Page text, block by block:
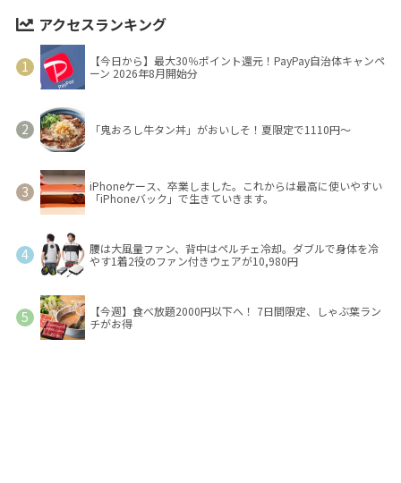
アクセスランキング
【今日から】最大30％ポイント還元！PayPay自治体キャンペ
ーン 2026年8月開始分
「鬼おろし牛タン丼」がおいしそ！夏限定で1110円～
iPhoneケース、卒業しました。これからは最高に使いやすい
「iPhoneバック」で生きていきます。
腰は大風量ファン、背中はペルチェ冷却。ダブルで身体を冷
やす1着2役のファン付きウェアが10,980円
【今週】食べ放題2000円以下へ！ 7日間限定、しゃぶ葉ラン
チがお得